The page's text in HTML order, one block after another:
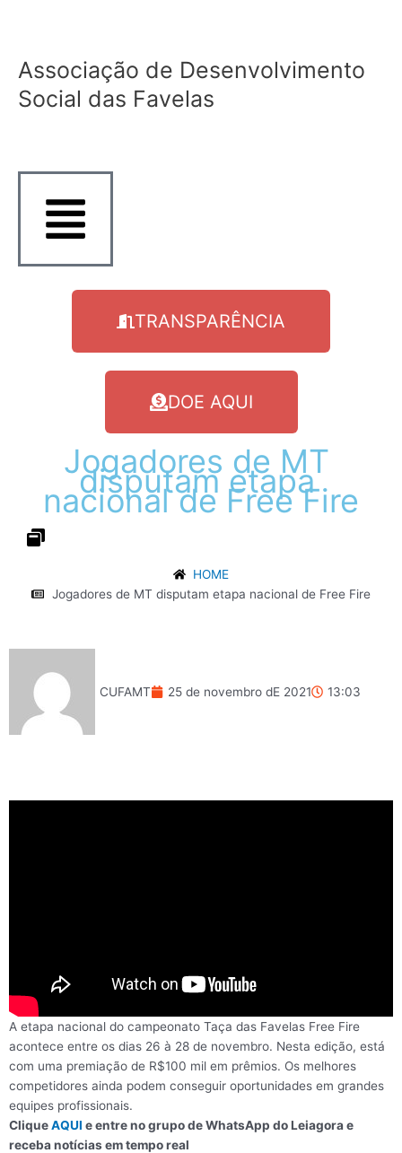
conteúdo
Associação de Desenvolvimento
Social das Favelas
TRANSPARÊNCIA
DOE AQUI
Jogadores de MT
disputam etapa
nacional de Free Fire
HOME
Jogadores de MT disputam etapa nacional de Free Fire
CUFAMT 25 de novembro dE 2021 13:03
A etapa nacional do campeonato Taça das Favelas Free Fire
acontece entre os dias 26 à 28 de novembro. Nesta edição, está
com uma premiação de R$100 mil em prêmios. Os melhores
competidores ainda podem conseguir oportunidades em grandes
equipes profissionais.
CliqueAQUI e entre no grupo de WhatsApp doLeiagorae
receba notícias em tempo real